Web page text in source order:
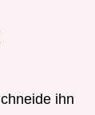
ihn